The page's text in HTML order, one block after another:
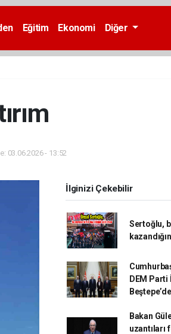
Eğitim Ekonomi Diğer
03.06.2026 - 13:52
İlginizi Çekebilir
Sertoğlu,
DEM Parti
Bakan
uzantıları